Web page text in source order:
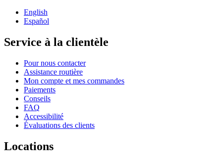
English
Español
Service à la clientèle
Pour nous contacter
Assistance routière
Mon compte et mes commandes
Paiements
Conseils
FAQ
Accessibilité
Évaluations des clients
Locations